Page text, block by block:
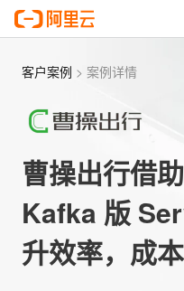
客户案例 > 案例详情
曹操出行借
Kafka 版
升效率，成